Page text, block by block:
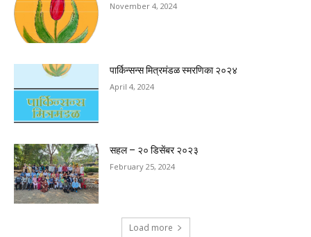
November 4, 2024
पार्किन्सन्स मित्रमंडळ स्मरणिका २०२४
April 4, 2024
सहल – २० डिसेंबर २०२३
February 25, 2024
Load more